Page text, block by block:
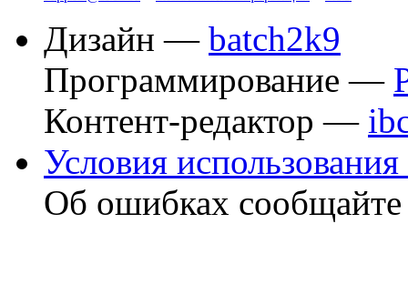
Дизайн — batch2k9
Программирование —
Контент-редактор —
Условия использования
Об ошибках